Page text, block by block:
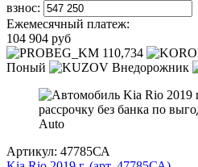
взнос:
Ежемесячный платеж:
104 904 руб
110,734
Поный
Внедорожник
Артикул: 47785СА